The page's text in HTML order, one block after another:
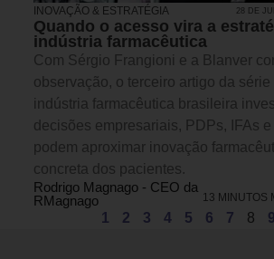
INOVAÇÃO & ESTRATÉGIA 28 DE
Quando o acesso vira a
indústria farmacêutica
Com Sérgio Frangioni e a Blanver
observação, o terceiro artigo da série
indústria farmacêutica brasileira
decisões empresariais, PDPs, IFAs e
podem aproximar inovação
concreta dos pacientes.
Rodrigo Magnago - CEO da
RMagnago
13 MINUTOS
1 2 3 4 5 6 7 8 9